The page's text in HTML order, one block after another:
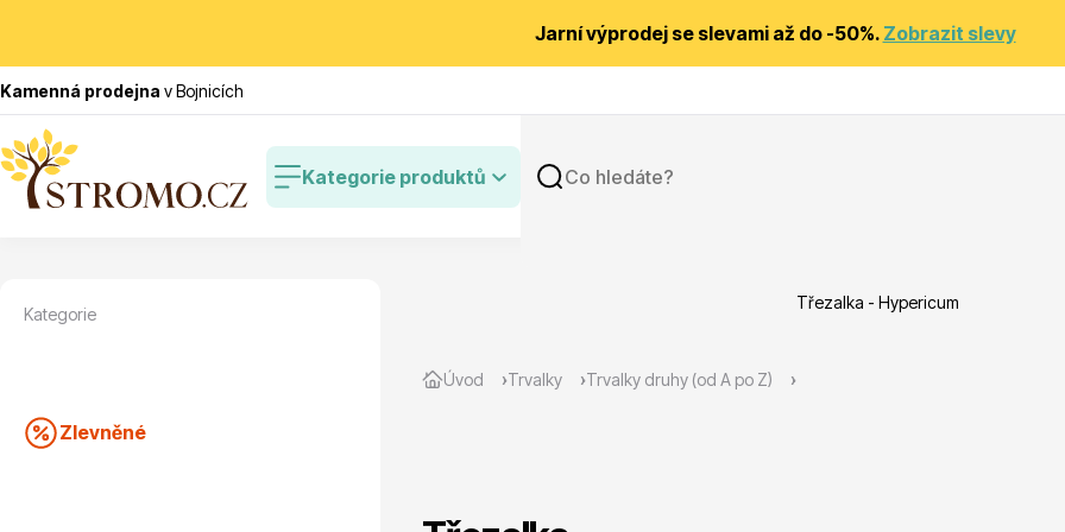
Jarní výprodej se slevami až do -50%. Zobrazit slevy
Kamenná prodejna v Bojnicích
Kategorie produktů
Cibuloviny
Úvod Trvalky Trvalky druhy (od A po Z)
Třezalka - Hypericum
Kategorie
Zlevněné